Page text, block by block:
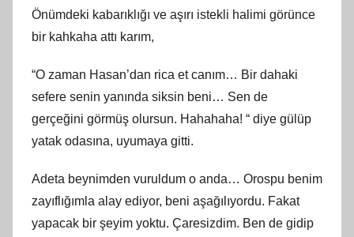
Önümdeki kabarıklığı ve aşırı istekli halimi görünce
bir kahkaha attı karım,
“O zaman Hasan’dan rica et canım… Bir dahaki
sefere senin yanında siksin beni… Sen de
gerçeğini görmüş olursun. Hahahaha! “ diye gülüp
yatak odasına, uyumaya gitti.
Adeta beynimden vuruldum o anda… Orospu benim
zayıflığımla alay ediyor, beni aşağılıyordu. Fakat
yapacak bir şeyim yoktu. Çaresizdim. Ben de gidip